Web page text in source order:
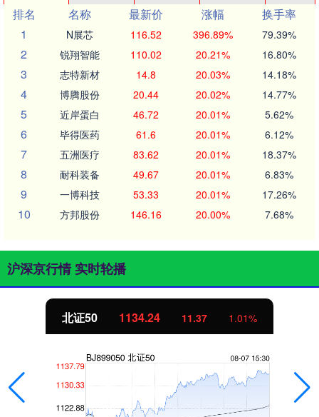
排名
名称 最新价 涨幅
换手率
1
N展芯 116.52 396.89% 79.39%
2 锐翔智能 110.02 20.21% 16.80%
3 志特新材 14.8 20.03% 14.18%
4 博腾股份 20.44 20.02% 14.77%
5 近岸蛋白 46.72 20.01% 5.62%
6 毕得医药 61.6 20.01% 6.12%
7 五洲医疗 83.62 20.01% 18.37%
8 耐科装备 49.67 20.01% 6.83%
9 一博科技 53.33 20.01% 17.26%
10 方邦股份 146.16 20.00% 7.68%
沪深京行情 实时轮播
北证50 1134.24 11.37 1.01%